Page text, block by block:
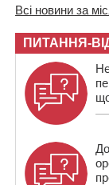
Всі новини за
ПИТАННЯ-